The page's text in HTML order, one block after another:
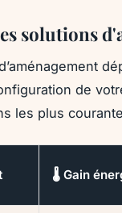
solutions
de
les plus
🌡️ Gain